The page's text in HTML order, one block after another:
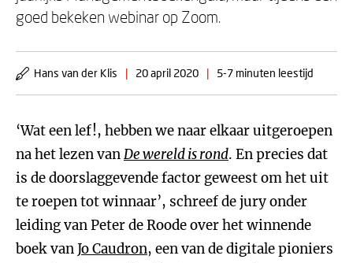
goed bekeken webinar op Zoom.
Hans van der Klis | 20 april 2020 | 5-7 minuten leestijd
‘Wat een lef!, hebben we naar elkaar uitgeroepen
na het lezen vanDe wereld is rond. En precies dat
is de doorslaggevende factor geweest om het uit
te roepen tot winnaar’, schreef de jury onder
leiding van Peter de Roode over het winnende
boek vanJo Caudron, een van de digitale pioniers